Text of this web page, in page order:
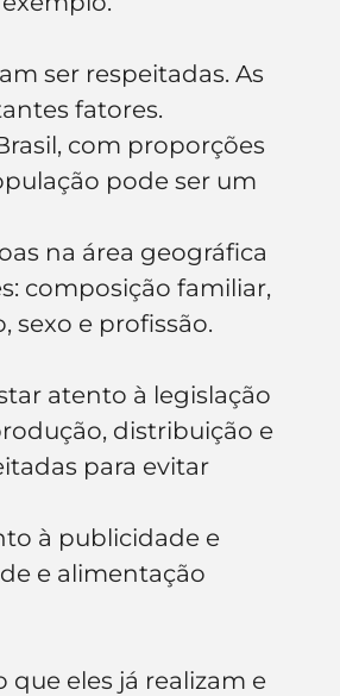
ser respeitadas. As
fatores.
com proporções
pode ser um
na área geográfica
composição familiar,
sexo e profissão.
atento à legislação
distribuição e
para evitar
à publicidade e
e alimentação
que eles já realizam e